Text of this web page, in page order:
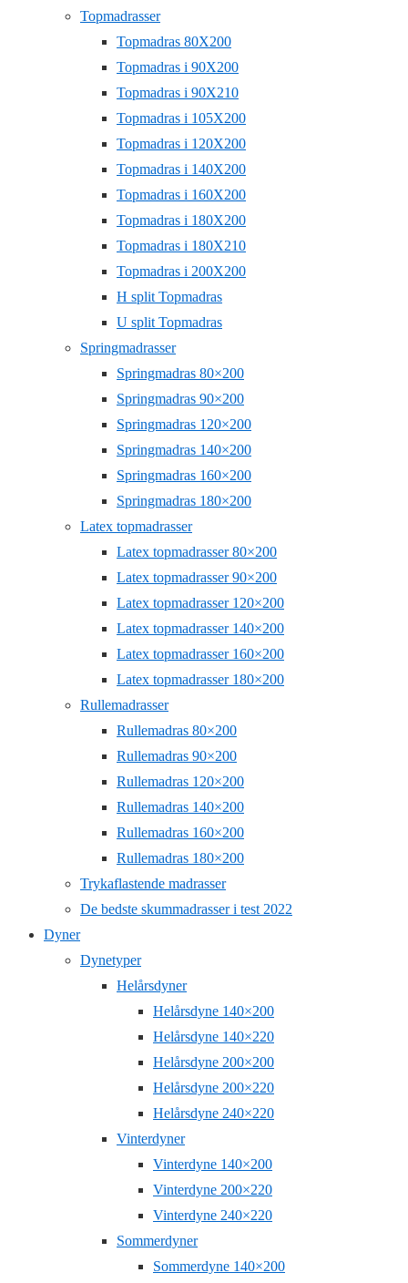
Topmadrasser
Topmadras 80X200
Topmadras i 90X200
Topmadras i 90X210
Topmadras i 105X200
Topmadras i 120X200
Topmadras i 140X200
Topmadras i 160X200
Topmadras i 180X200
Topmadras i 180X210
Topmadras i 200X200
H split Topmadras
U split Topmadras
Springmadrasser
Springmadras 80×200
Springmadras 90×200
Springmadras 120×200
Springmadras 140×200
Springmadras 160×200
Springmadras 180×200
Latex topmadrasser
Latex topmadrasser 80×200
Latex topmadrasser 90×200
Latex topmadrasser 120×200
Latex topmadrasser 140×200
Latex topmadrasser 160×200
Latex topmadrasser 180×200
Rullemadrasser
Rullemadras 80×200
Rullemadras 90×200
Rullemadras 120×200
Rullemadras 140×200
Rullemadras 160×200
Rullemadras 180×200
Trykaflastende madrasser
De bedste skummadrasser i test 2022
Dyner
Dynetyper
Helårsdyner
Helårsdyne 140×200
Helårsdyne 140×220
Helårsdyne 200×200
Helårsdyne 200×220
Helårsdyne 240×220
Vinterdyner
Vinterdyne 140×200
Vinterdyne 200×220
Vinterdyne 240×220
Sommerdyner
Sommerdyne 140×200